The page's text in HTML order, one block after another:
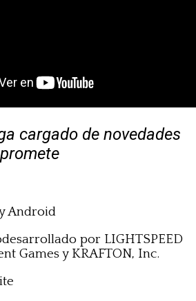
cargado de novedades
Android
por LIGHTSPEED
Games y KRAFTON, Inc.